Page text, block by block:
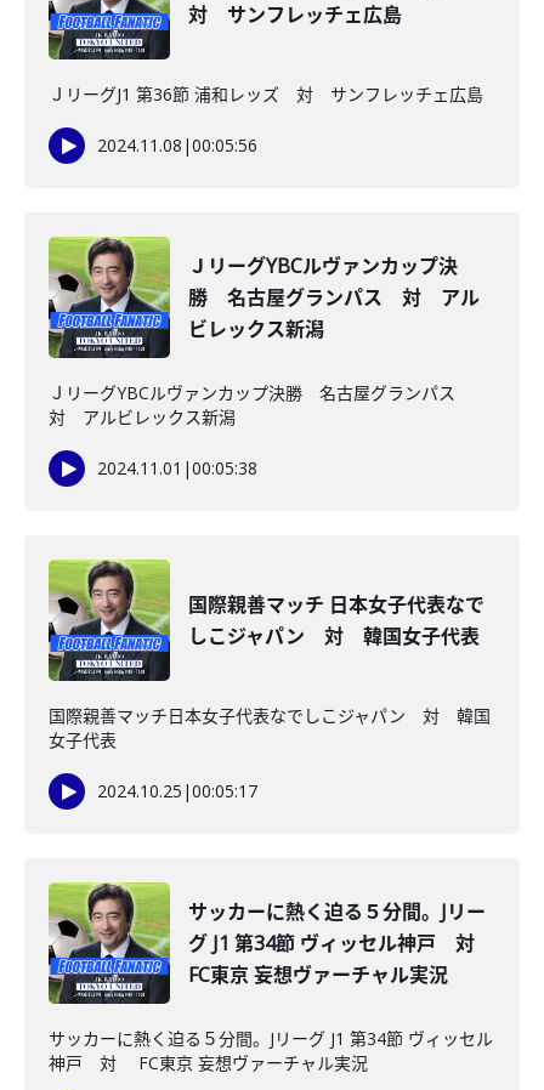
対 サンフレッチェ広島
ＪリーグJ1 第36節 浦和レッズ 対 サンフレッチェ広島
2024.11.08 |00:05:56
ＪリーグYBCルヴァンカップ決
勝 名古屋グランパス 対 アル
ビレックス新潟
ＪリーグYBCルヴァンカップ決勝 名古屋グランパス
対 アルビレックス新潟
2024.11.01 |00:05:38
国際親善マッチ 日本女子代表なで
しこジャパン 対 韓国女子代表
国際親善マッチ日本女子代表なでしこジャパン 対 韓国
女子代表
2024.10.25 |00:05:17
サッカーに熱く迫る５分間。Jリー
グ J1 第34節 ヴィッセル神戸 対
FC東京 妄想ヴァーチャル実況
サッカーに熱く迫る５分間。Jリーグ J1 第34節 ヴィッセル
神戸 対 FC東京 妄想ヴァーチャル実況